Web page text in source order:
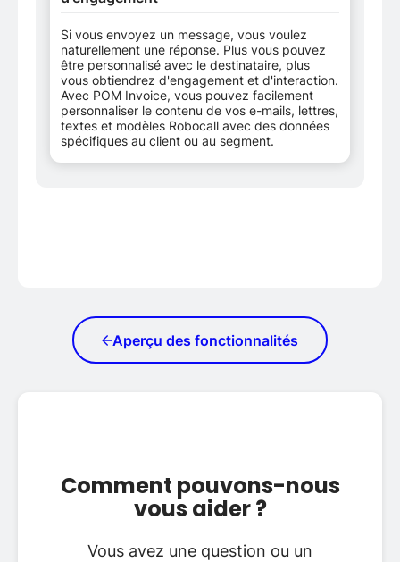
Si vous envoyez un message, vous voulez
naturellement une réponse. Plus vous pouvez
être personnalisé avec le destinataire, plus
vous obtiendrez d'engagement et d'interaction.
Avec POM Invoice, vous pouvez facilement
personnaliser le contenu de vos e-mails, lettres,
textes et modèles Robocall avec des données
spécifiques au client ou au segment.
Aperçu des fonctionnalités
Comment pouvons-nous
vous aider ?
Vous avez une question ou un